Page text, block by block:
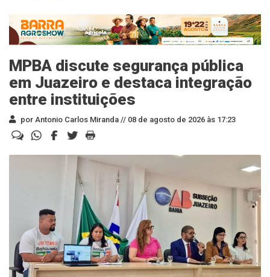
MPBA discute segurança pública
em Juazeiro e destaca integração
entre instituições
por Antonio Carlos Miranda // 08 de agosto de 2026 às 17:23